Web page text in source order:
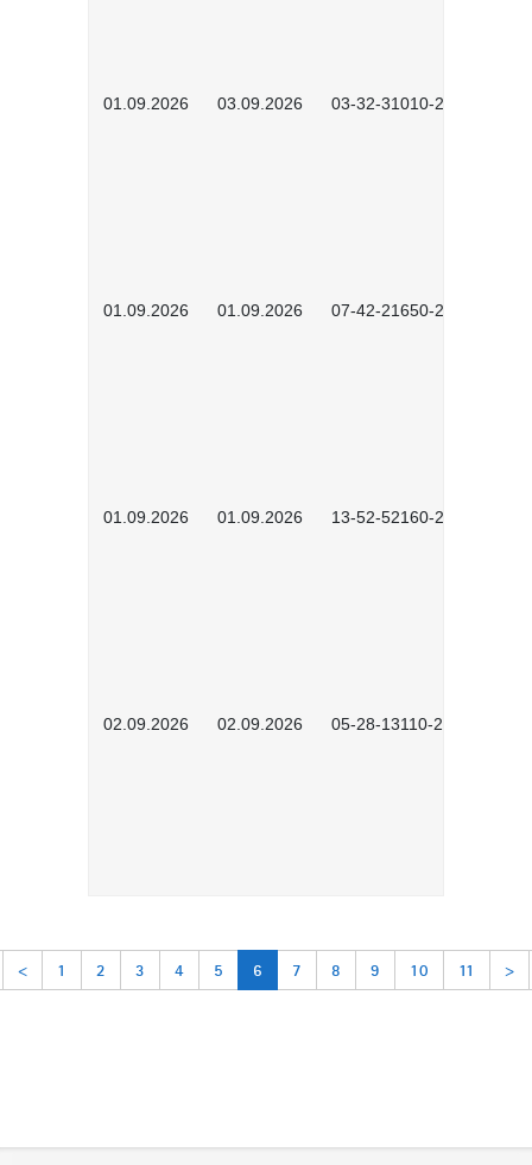
01.09.2026 03.09.2026 03-32-31010-2603
01.09.2026 01.09.2026 07-42-21650-2601
01.09.2026 01.09.2026 13-52-52160-2601
02.09.2026 02.09.2026 05-28-13110-2605
< 1 2 3 4 5 6 7 8 9 10 11 >